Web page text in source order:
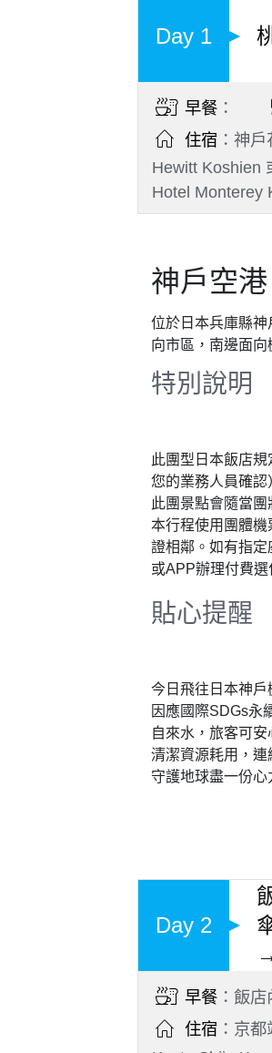
Day 1
早餐：
住宿：神戶
Hewitt Koshien
Hotel Monterey
神戶空港
位於日本兵庫縣
向市區，南邊面向
特別說明
此團型日本飯店
您的業務人員確認
此團景點會隨當
本行程使用團體
證相鄰。如有指
或APP辦理付費
貼心提醒
今日飛往日本神戶
因應國際SDGs永
自來水，旅客可
清潔資源耗用，
守護地球盡一份心
Day 2
早餐：飯店
住宿：京都